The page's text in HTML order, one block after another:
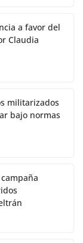
a favor del
Claudia
militarizados
bajo normas